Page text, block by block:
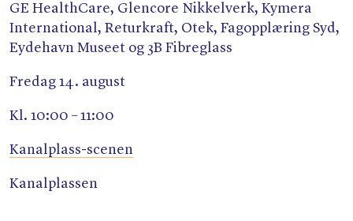
GE HealthCare, Glencore Nikkelverk, Kymera
International, Returkraft, Otek, Fagopplæring Syd,
Eydehavn Museet og 3B Fibreglass
Fredag 14. august
Kl. 10:00 – 11:00
Kanalplass-scenen
Kanalplassen